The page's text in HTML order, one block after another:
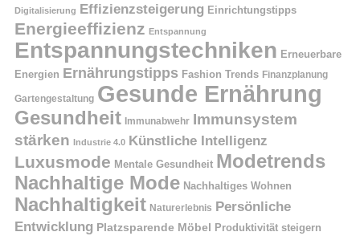
Digitalisierung Effizienzsteigerung Einrichtungstipps
Energieeffizienz Entspannung
Entspannungstechniken Erneuerbare
Energien Ernährungstipps Fashion Trends Finanzplanung
Gartengestaltung Gesunde Ernährung
Gesundheit Immunabwehr Immunsystem
stärken
Industrie 4.0 Künstliche Intelligenz
Luxusmode Mentale Gesundheit Modetrends
Nachhaltige Mode Nachhaltiges Wohnen
Nachhaltigkeit Naturerlebnis Persönliche
Entwicklung Platzsparende Möbel Produktivität steigern